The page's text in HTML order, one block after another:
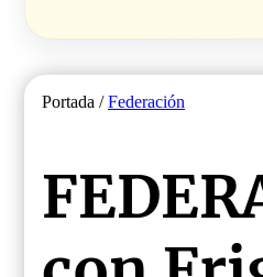
Portada /Federación